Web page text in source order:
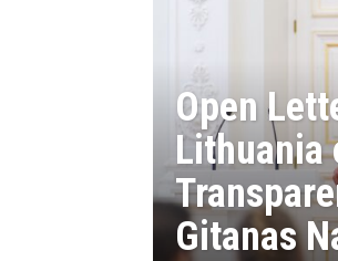
Open
Lithuania
Gitanas